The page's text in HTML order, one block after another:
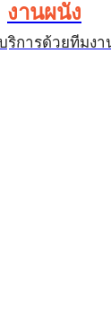
งานผนัง
ริการด้วยทีมง